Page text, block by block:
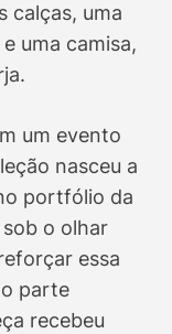
calças, uma
uma camisa,
um evento
nasceu a
portfólio da
o olhar
essa
parte
recebeu